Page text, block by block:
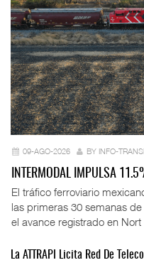
09-AGO-2026 BY INFO-
INTERMODAL IMPULSA
El tráfico ferroviario
las primeras 30 semanas
el avance registrado en Nort
La ATTRAPI Licita Red De